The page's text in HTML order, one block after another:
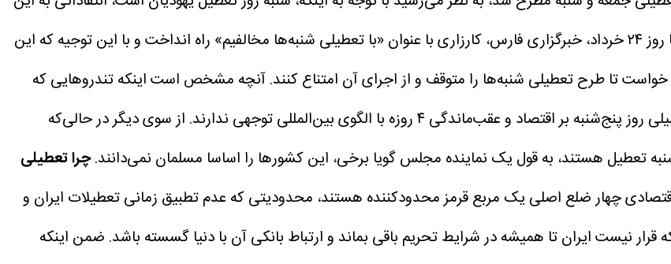
طرح از سوی برخی اقشار مذهبی جامعه وارد شود. در همین راستا روز ۲۴ خرداد، خبرگزاری فارس، کارزاری با عنوان «با تعطیلی شنبه‌ها مخالفیم» راه انداخت و با این توجیه که این
تا طرح تعطیلی شنبه‌ها را متوقف و از اجرای آن امتناع کنند.آنچه مشخص است اینکه تندرو‌هایی که
این طرح را حربه صهیونیسم یا جهل عوامانه می‌دانند، به تاثیر تعطیلی روز پنج‌شنبه بر اقتصاد و عقب‌ماندگی ۴ روزه با الگوی بین‌المللی توجهی ندارند. از سوی دیگر در حالی‌که
هستند، به قول یک نماینده مجلس گویا برخی، این کشور‌ها را اساسا مسلمان نمی‌دانند.چرا تعطیلی
چهار ضلع اصلی یک مربع قرمز محدودکننده هستند، محدودیتی که عدم تطبیق زمانی تعطیلات ایران و
ضمن اینکه